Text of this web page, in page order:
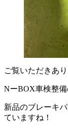
ご覧いただきあ
NーBOX車検整
新品のブレーキ
ていますね！